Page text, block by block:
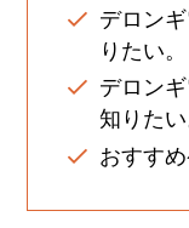
デロン
りたい。
デロン
知りたい
おすす